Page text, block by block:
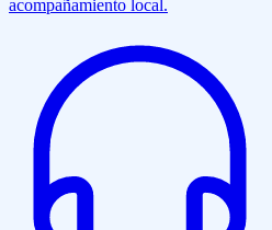
acompañamiento local.